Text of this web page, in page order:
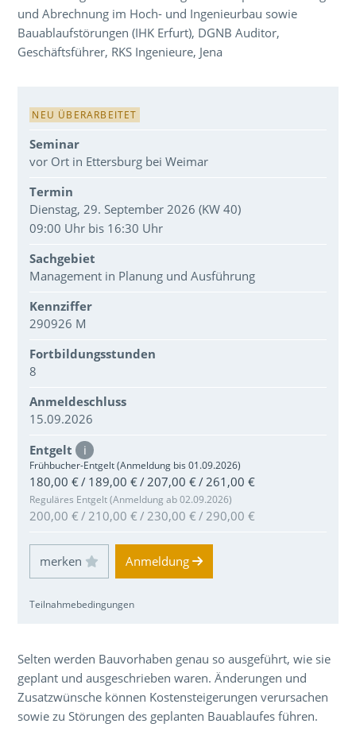
und Abrechnung im Hoch- und Ingenieurbau sowie
Bauablaufstörungen (IHK Erfurt), DGNB Auditor,
Geschäftsführer, RKS Ingenieure, Jena
Veranstaltungsdaten
NEU ÜBERARBEITET
Seminar
vor Ort in Ettersburg bei Weimar
Termin
Dienstag, 29. September 2026 (KW 40)
09:00 Uhr bis 16:30 Uhr
Sachgebiet
Management in Planung und Ausführung
Kennziffer
290926 M
Fortbildungsstunden
8
Anmeldeschluss
15.09.2026
Entgelt i
Frühbucher-Entgelt (Anmeldung bis 01.09.2026)
180,00 € / 189,00 € / 207,00 € / 261,00 €
Reguläres Entgelt (Anmeldung ab 02.09.2026)
200,00 € / 210,00 € / 230,00 € / 290,00 €
Einloggen und Merkliste benutzen
Anmeldung
Teilnahmebedingungen
Selten werden Bauvorhaben genau so ausgeführt, wie sie
geplant und ausgeschrieben waren. Änderungen und
Zusatzwünsche können Kostensteigerungen verursachen
sowie zu Störungen des geplanten Bauablaufes führen.